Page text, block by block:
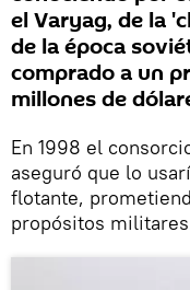
el Varyag, de la
de la época
comprado a un
millones de
En 1998 el
aseguró que lo
flotante,
propósitos